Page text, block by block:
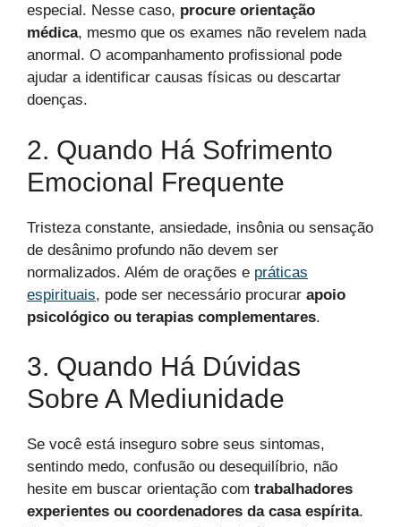
especial. Nesse caso, procure orientação
médica, mesmo que os exames não revelem nada
anormal. O acompanhamento profissional pode
ajudar a identificar causas físicas ou descartar
doenças.
2. Quando Há Sofrimento
Emocional Frequente
Tristeza constante, ansiedade, insônia ou sensação
de desânimo profundo não devem ser
normalizados. Além de orações e práticas
espirituais, pode ser necessário procurar apoio
psicológico ou terapias complementares.
3. Quando Há Dúvidas
Sobre A Mediunidade
Se você está inseguro sobre seus sintomas,
sentindo medo, confusão ou desequilíbrio, não
hesite em buscar orientação com trabalhadores
experientes ou coordenadores da casa espírita.